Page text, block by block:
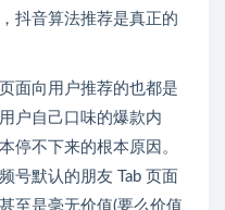
抖音算法推荐是真正的
面向用户推荐的也都是
户自己口味的爆款内
停不下来的根本原因。
号默认的朋友 Tab 页面
至是毫无价值(要么价值